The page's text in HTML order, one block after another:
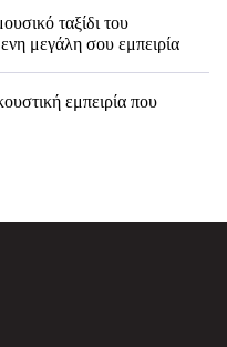
ταξίδι του
μεγάλη σου εμπειρία
εμπειρία που